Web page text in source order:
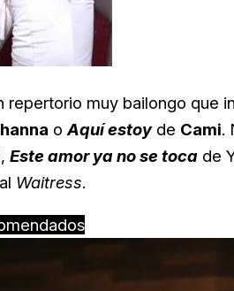
repertorio muy bailongo que
o Aquí estoy de Cami.
Este amor ya no se toca de
Waitress.